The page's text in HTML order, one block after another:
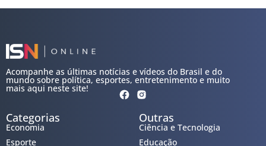
Acompanhe as últimas notícias e vídeos do Brasil e do
mundo sobre política, esportes, entretenimento e muito
mais aqui neste site!
Categorias
Economia
Esporte
Outras
Ciência e Tecnologia
Educação